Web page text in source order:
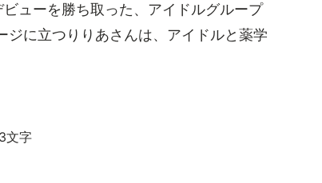
ューを勝ち取った、アイドルグループ
ジに立つりりあさんは、アイドルと薬学
文字